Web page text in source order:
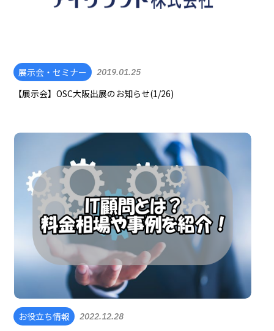
展示会・セミナー 2019.01.25
【展示会】OSC大阪出展のお知らせ(1/26)
お役立ち情報 2022.12.28